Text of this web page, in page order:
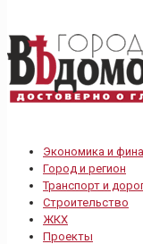
Экономика и
Город и регион
Транспорт и
Строительство
ЖКХ
Проекты